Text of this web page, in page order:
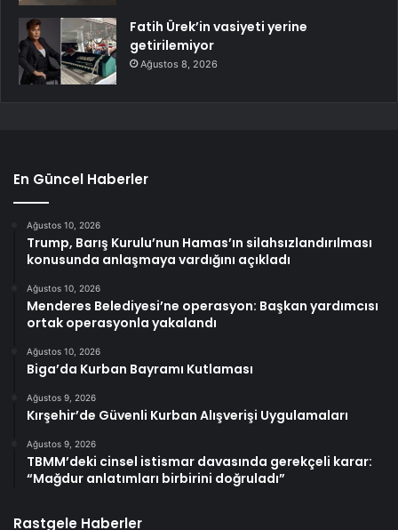
Fatih Ürek’in vasiyeti yerine
getirilemiyor
Ağustos 8, 2026
En Güncel Haberler
Ağustos 10, 2026
Trump, Barış Kurulu’nun Hamas’ın silahsızlandırılması
konusunda anlaşmaya vardığını açıkladı
Ağustos 10, 2026
Menderes Belediyesi’ne operasyon: Başkan yardımcısı
ortak operasyonla yakalandı
Ağustos 10, 2026
Biga’da Kurban Bayramı Kutlaması
Ağustos 9, 2026
Kırşehir’de Güvenli Kurban Alışverişi Uygulamaları
Ağustos 9, 2026
TBMM’deki cinsel istismar davasında gerekçeli karar:
“Mağdur anlatımları birbirini doğruladı”
Rastgele Haberler